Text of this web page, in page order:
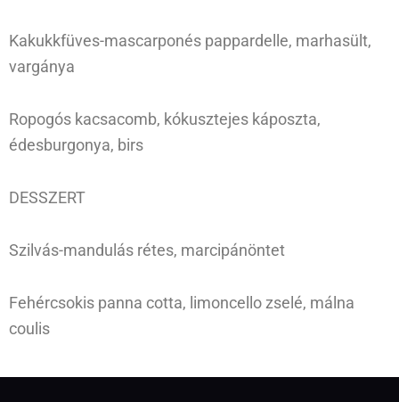
Kakukkfüves-mascarponés pappardelle, marhasült,
vargánya
Ropogós kacsacomb, kókusztejes káposzta,
édesburgonya, birs
DESSZERT
Szilvás-mandulás rétes, marcipánöntet
Fehércsokis panna cotta, limoncello zselé, málna
coulis